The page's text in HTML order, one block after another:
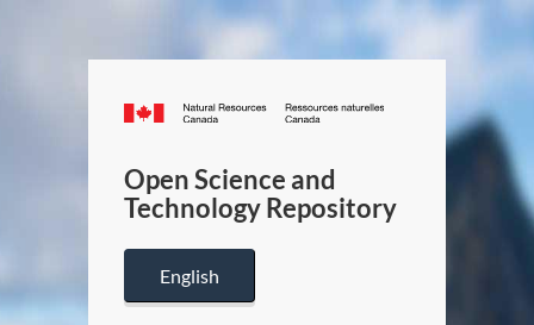
Canada.ca
/
Canada
Open Science and
Technology Repository
English